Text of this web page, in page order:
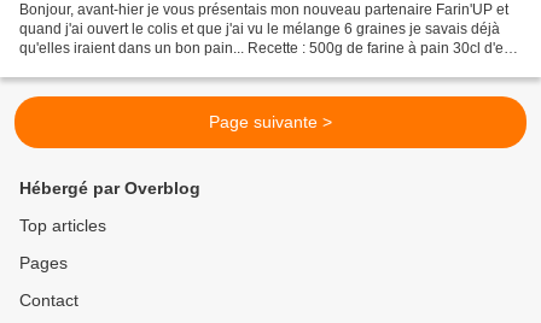
Bonjour, avant-hier je vous présentais mon nouveau partenaire Farin'UP et
quand j'ai ouvert le colis et que j'ai vu le mélange 6 graines je savais déjà
qu'elles iraient dans un bon pain... Recette : 500g de farine à pain 30cl d'eau
Page suivante >
Hébergé par Overblog
Top articles
Pages
Contact